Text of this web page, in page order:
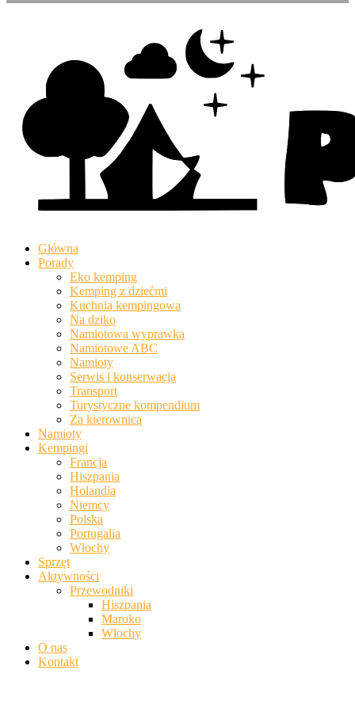
Główna
Porady
Eko kemping
Kemping z dziećmi
Kuchnia kempingowa
Na dziko
Namiotowa wyprawka
Namiotowe ABC
Namioty
Serwis i konserwacja
Transport
Turystyczne kompendium
Za kierownicą
Namioty
Kempingi
Francja
Hiszpania
Holandia
Niemcy
Polska
Portugalia
Włochy
Sprzęt
Aktywności
Przewodniki
Hiszpania
Maroko
Włochy
O nas
Kontakt